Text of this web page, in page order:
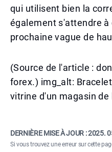
qui utilisent bien la
également s'attendre à
prochaine vague de
(Source de l'article :
forex.) img_alt:
vitrine d'un magasin de
DERNIÈRE MISE À JOUR :2025.
Si vous trouvez une erreur sur cette